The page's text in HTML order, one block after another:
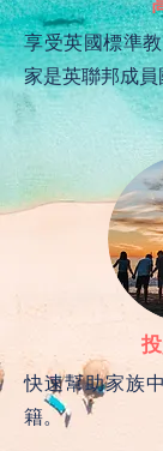
享受英國標準
家是英聯邦成員
快速幫助家族
籍。